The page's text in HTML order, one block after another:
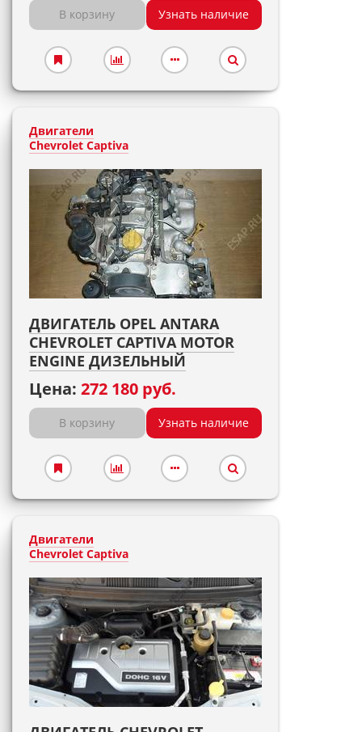
В корзину Узнать наличие
Двигатели
Chevrolet Captiva
ДВИГАТЕЛЬ OPEL ANTARA
CHEVROLET CAPTIVA MOTOR
ENGINE ДИЗЕЛЬНЫЙ
Цена: 272 180 руб.
В корзину Узнать наличие
Двигатели
Chevrolet Captiva